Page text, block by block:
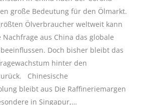
große Bedeutung für den Ölmarkt.
Ölverbraucher weltweit kann
Nachfrage aus China das globale
Doch bisher bleibt das
hinter den
Chinesische
bleibt aus Die Raffineriemargen
in Singapur,…